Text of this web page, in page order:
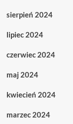
sierpień 2024
lipiec 2024
czerwiec 2024
maj 2024
kwiecień 2024
marzec 2024